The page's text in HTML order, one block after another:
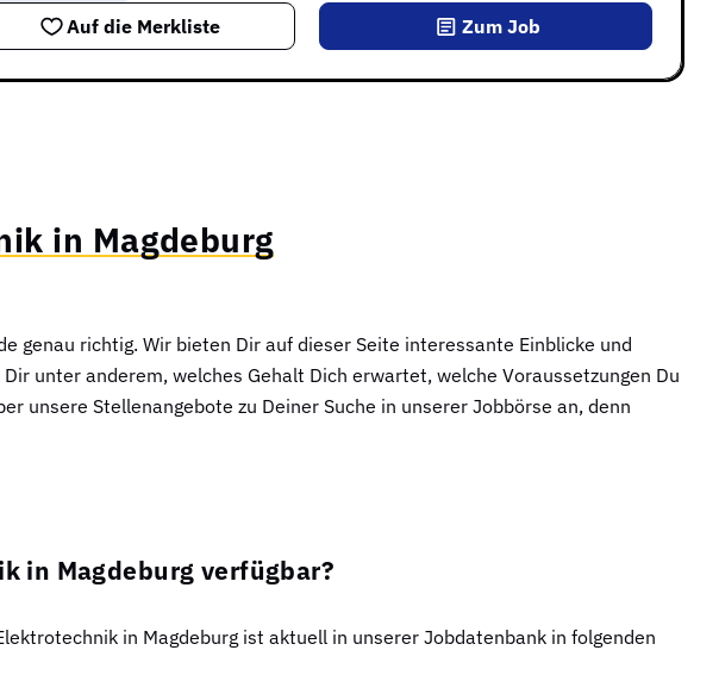
Auf die Merkliste Zum Job
in Magdeburg
genau richtig. Wir bieten Dir auf dieser Seite interessante Einblicke und
Dir unter anderem, welches Gehalt Dich erwartet, welche Voraussetzungen Du
unsere Stellenangebote zu Deiner Suche in unserer Jobbörse an, denn
in Magdeburg verfügbar?
in Magdeburg ist aktuell in unserer Jobdatenbank in folgenden